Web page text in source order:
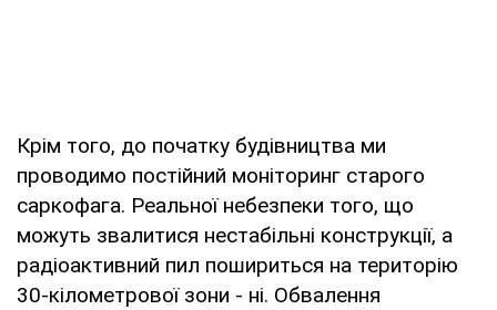
Крім того, до початку будівництва ми
проводимо постійний моніторинг старого
саркофага. Реальної небезпеки того, що
можуть звалитися нестабільні конструкції, а
радіоактивний пил пошириться на територію
30-кілометрової зони - ні. Обвалення